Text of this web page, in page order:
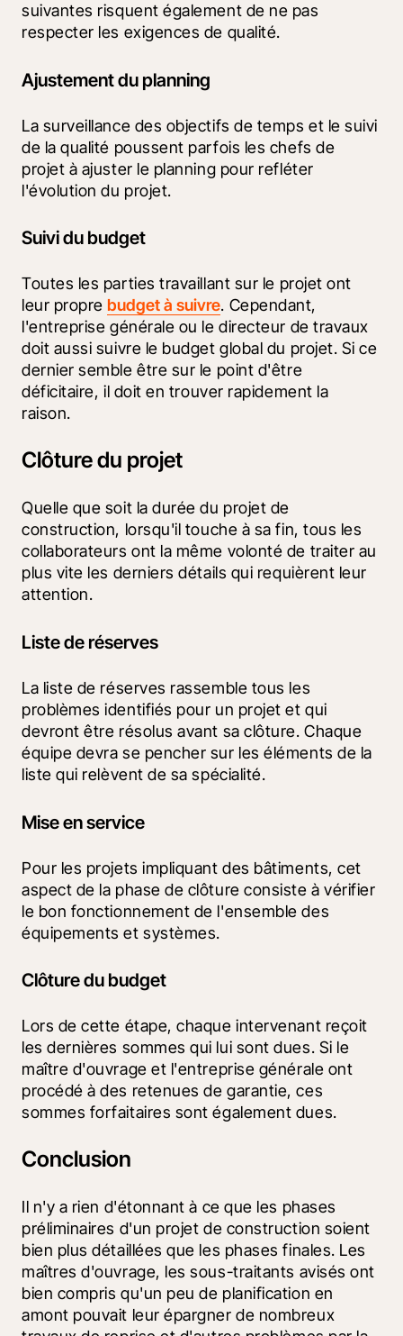
suivantes risquent également de ne pas
respecter les exigences de qualité.
Ajustement du planning
La surveillance des objectifs de temps et le suivi
de la qualité poussent parfois les chefs de
projet à ajuster le planning pour refléter
l'évolution du projet.
Suivi du budget
Toutes les parties travaillant sur le projet ont
leur propre budget à suivre. Cependant,
l'entreprise générale ou le directeur de travaux
doit aussi suivre le budget global du projet. Si ce
dernier semble être sur le point d'être
déficitaire, il doit en trouver rapidement la
raison.
Clôture du projet
Quelle que soit la durée du projet de
construction, lorsqu'il touche à sa fin, tous les
collaborateurs ont la même volonté de traiter au
plus vite les derniers détails qui requièrent leur
attention.
Liste de réserves
La liste de réserves rassemble tous les
problèmes identifiés pour un projet et qui
devront être résolus avant sa clôture. Chaque
équipe devra se pencher sur les éléments de la
liste qui relèvent de sa spécialité.
Mise en service
Pour les projets impliquant des bâtiments, cet
aspect de la phase de clôture consiste à vérifier
le bon fonctionnement de l'ensemble des
équipements et systèmes.
Clôture du budget
Lors de cette étape, chaque intervenant reçoit
les dernières sommes qui lui sont dues. Si le
maître d'ouvrage et l'entreprise générale ont
procédé à des retenues de garantie, ces
sommes forfaitaires sont également dues.
Conclusion
Il n'y a rien d'étonnant à ce que les phases
préliminaires d'un projet de construction soient
bien plus détaillées que les phases finales. Les
maîtres d'ouvrage, les sous-traitants avisés ont
bien compris qu'un peu de planification en
amont pouvait leur épargner de nombreux